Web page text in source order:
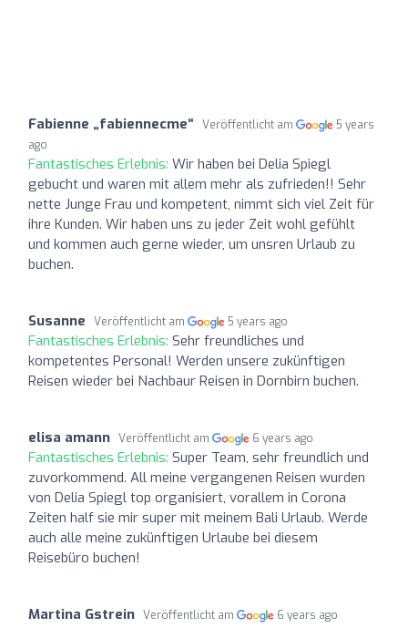
Fabienne „fabiennecme“ Veröffentlicht am
5 years
ago
Fantastisches Erlebnis: Wir haben bei Delia Spiegl
gebucht und waren mit allem mehr als zufrieden!! Sehr
nette Junge Frau und kompetent, nimmt sich viel Zeit für
ihre Kunden. Wir haben uns zu jeder Zeit wohl gefühlt
und kommen auch gerne wieder, um unsren Urlaub zu
buchen.
Susanne Veröffentlicht am 5 years ago
Fantastisches Erlebnis: Sehr freundliches und
kompetentes Personal! Werden unsere zukünftigen
Reisen wieder bei Nachbaur Reisen in Dornbirn buchen.
elisa amann Veröffentlicht am 6 years ago
Fantastisches Erlebnis: Super Team, sehr freundlich und
zuvorkommend. All meine vergangenen Reisen wurden
von Delia Spiegl top organisiert, vorallem in Corona
Zeiten half sie mir super mit meinem Bali Urlaub. Werde
auch alle meine zukünftigen Urlaube bei diesem
Reisebüro buchen!
Martina Gstrein Veröffentlicht am 6 years ago